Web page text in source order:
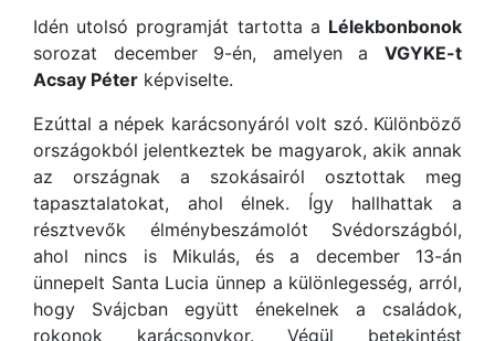
Idén utolsó programját tartotta a Lélekbonbonok
sorozat december 9-én, amelyen a VGYKE-t
Acsay Péter képviselte.
Ezúttal a népek karácsonyáról volt szó. Különböző
országokból jelentkeztek be magyarok, akik annak
az országnak a szokásairól osztottak meg
tapasztalatokat, ahol élnek. Így hallhattak a
résztvevők élménybeszámolót Svédországból,
ahol nincs is Mikulás, és a december 13-án
ünnepelt Santa Lucia ünnep a különlegesség, arról,
hogy Svájcban együtt énekelnek a családok,
rokonok karácsonykor. Végül betekintést